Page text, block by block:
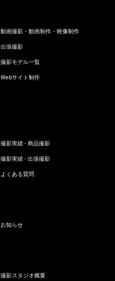
動画撮影・動画制作・映像制作
出張撮影
撮影モデル一覧
Webサイト制作
撮影実績 - 商品撮影
撮影実績 - 出張撮影
よくある質問
お知らせ
撮影スタジオ概要